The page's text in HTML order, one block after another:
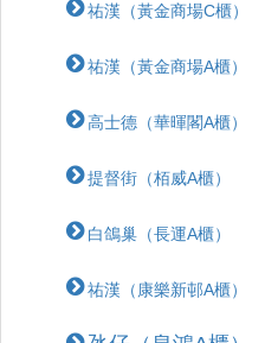
祐漢（黃金商場C櫃）
祐漢（黃金商場A櫃）
高士德（華暉閣A櫃）
提督街（栢威A櫃）
白鴿巢（長運A櫃）
祐漢（康樂新邨A櫃）